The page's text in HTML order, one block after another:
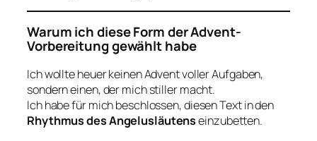
Warum ich diese Form der Advent-
Vorbereitung gewählt habe
Ich wollte heuer keinen Advent voller Aufgaben,
sondern einen, der mich stiller macht.
Ich habe für mich beschlossen, diesen Text in den
Rhythmus des Angelusläutenseinzubetten.